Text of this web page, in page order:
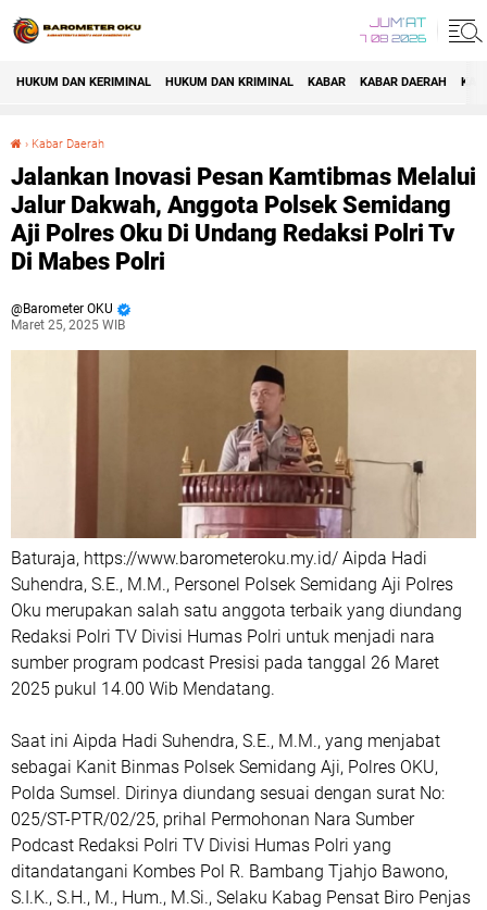
JUM'AT
7 08 2026
HUKUM DAN KERIMINAL HUKUM DAN KRIMINAL KABAR KABAR DAERAH
› Kabar Daerah
Jalankan Inovasi Pesan Kamtibmas Melalui
Jalur Dakwah, Anggota Polsek Semidang
Aji Polres Oku Di Undang Redaksi Polri Tv
Di Mabes Polri
Barometer OKU
Maret 25, 2025 WIB
Baturaja, https://www.barometeroku.my.id/ Aipda Hadi
Suhendra, S.E., M.M., Personel Polsek Semidang Aji Polres
Oku merupakan salah satu anggota terbaik yang diundang
Redaksi Polri TV Divisi Humas Polri untuk menjadi nara
sumber program podcast Presisi pada tanggal 26 Maret
2025 pukul 14.00 Wib Mendatang.
Saat ini Aipda Hadi Suhendra, S.E., M.M., yang menjabat
sebagai Kanit Binmas Polsek Semidang Aji, Polres OKU,
Polda Sumsel. Dirinya diundang sesuai dengan surat No:
025/ST-PTR/02/25, prihal Permohonan Nara Sumber
Podcast Redaksi Polri TV Divisi Humas Polri yang
ditandatangani Kombes Pol R. Bambang Tjahjo Bawono,
S.I.K., S.H., M., Hum., M.Si., Selaku Kabag Pensat Biro Penjas